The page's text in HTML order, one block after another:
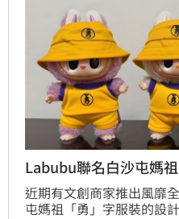
Labubu聯名白沙屯媽
近期有文創商家推出風靡
屯媽祖「勇」字服裝的設